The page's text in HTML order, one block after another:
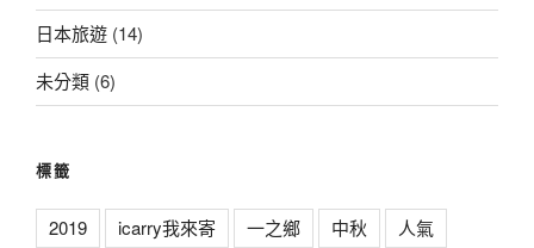
日本旅遊 (14)
未分類 (6)
標籤
2019 icarry我來寄 一之鄉 中秋
人氣